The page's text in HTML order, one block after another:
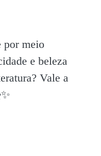
por meio
e beleza
Vale a